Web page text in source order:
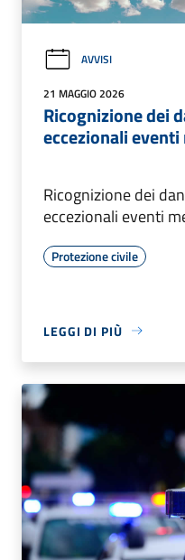
AVVISI
21 MAGGIO 2026
Ricognizione dei
eccezionali
Ricognizione dei
eccezionali eventi
Protezione civile
LEGGI DI PIÙ